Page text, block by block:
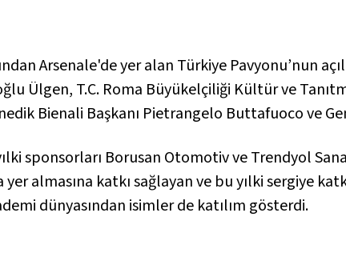
Arsenale'de yer alan Türkiye Pavyonu’nun
Ülgen, T.C. Roma Büyükelçiliği Kültür ve
Bienali Başkanı Pietrangelo Buttafuoco ve
yılki sponsorları Borusan Otomotiv ve Trendyol
almasına katkı sağlayan ve bu yılki sergiye
dünyasından isimler de katılım gösterdi.